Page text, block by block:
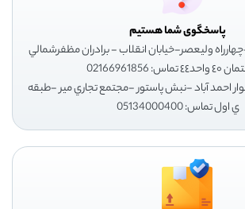
پاسخگوی شما هستیم
وليعصر-خيابان انقلاب - برادران مظفرشمالي
02166961856
احمد آباد -نبش پاستور -مجتمع تجاري مير -طبقه
ي اول تماس: 05134000400